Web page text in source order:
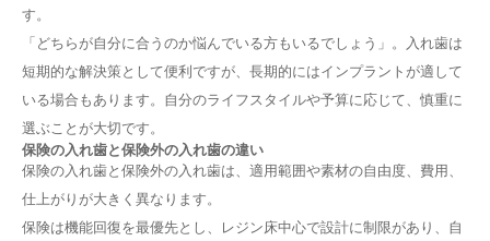
す。
「どちらが自分に合うのか悩んでいる方もいるでしょう」。入れ歯は
短期的な解決策として便利ですが、長期的にはインプラントが適して
いる場合もあります。自分のライフスタイルや予算に応じて、慎重に
選ぶことが大切です。
保険の入れ歯と保険外の入れ歯の違い
保険の入れ歯と保険外の入れ歯は、適用範囲や素材の自由度、費用、
仕上がりが大きく異なります。
保険は機能回復を最優先とし、レジン床中心で設計に制限があり、自